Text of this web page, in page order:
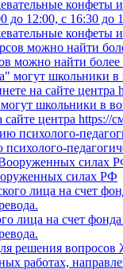
до 12:00, с 16:30
конфеты
можно найти
школьники в
центра https://
силах РФ
лица на счет